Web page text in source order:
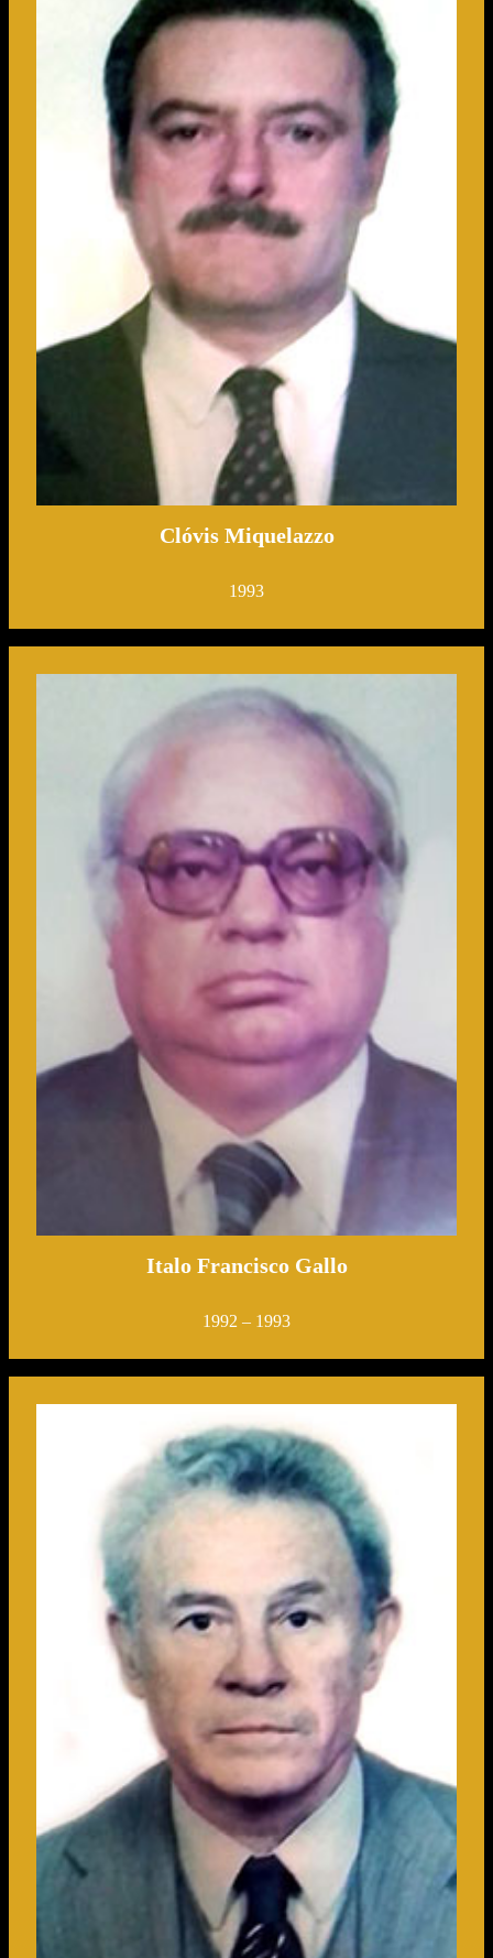
Clóvis Miquelazzo
1993
Italo Francisco Gallo
1992 – 1993